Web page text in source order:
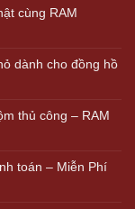
cùng RAM
dành cho đồng hồ
thủ công – RAM
toán – Miễn Phí